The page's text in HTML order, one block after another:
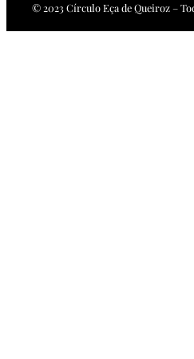
© 2023 Círculo Eça de Queiroz –